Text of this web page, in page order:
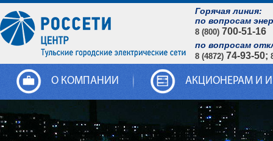
Горячая линия:
по вопросам
8 (800) 700-51-16
по вопросам
8 (4872) 74-93-50;
О КОМПАНИИ АКЦИОНЕРАМ И